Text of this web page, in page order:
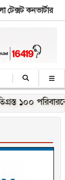
টেক্সট কনভার্টার
পরিবারকে নতুন ঘর